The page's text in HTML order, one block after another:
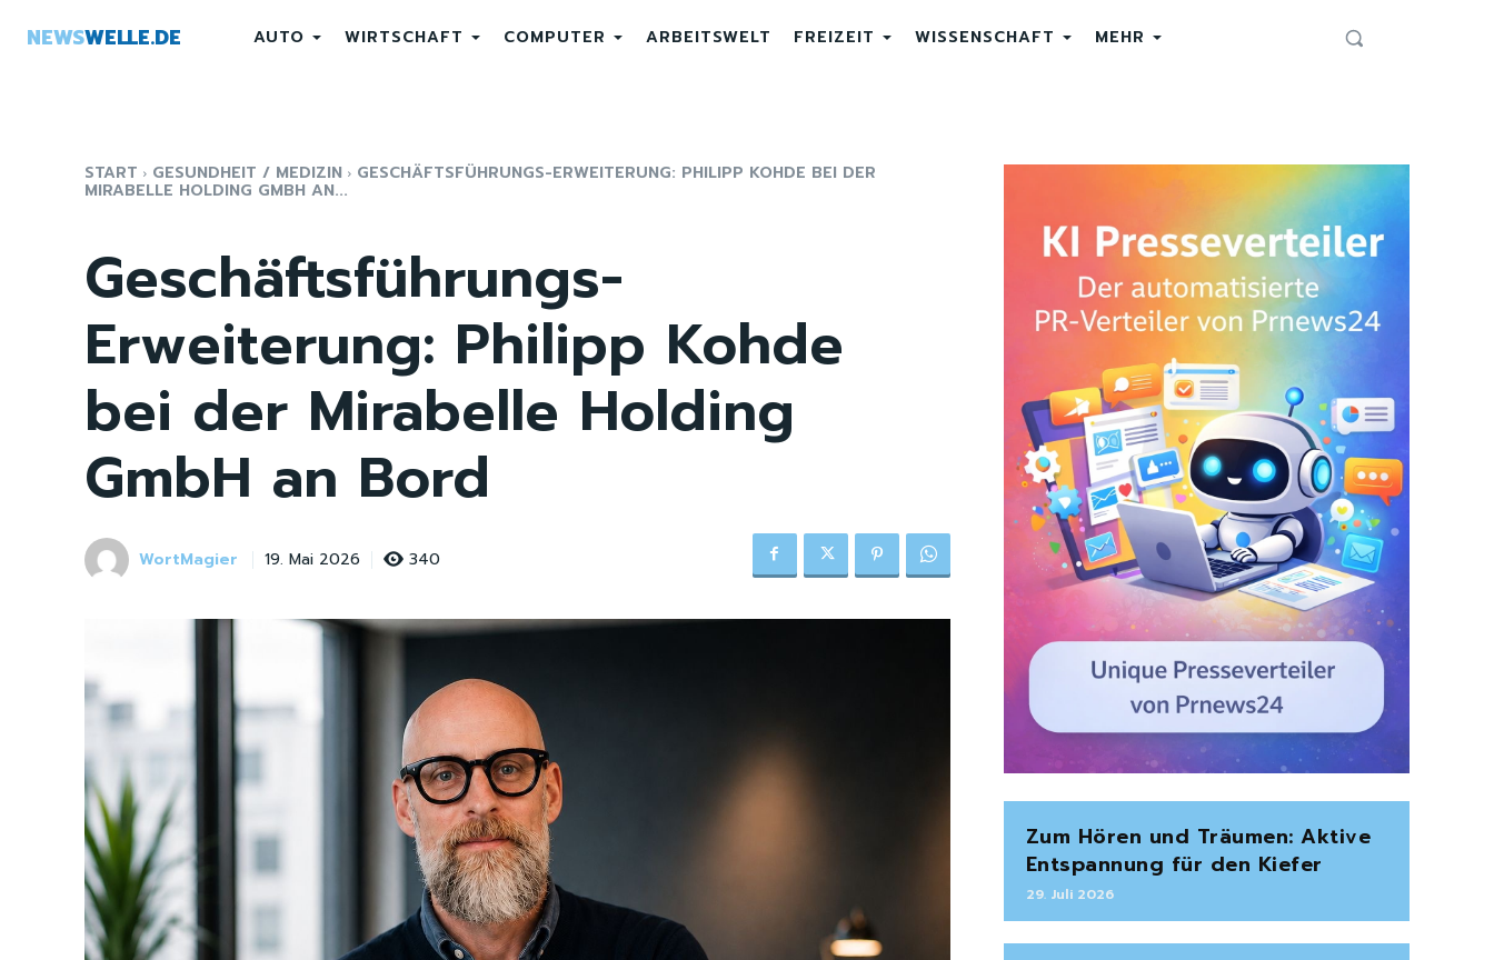
NEWSWELLE.DE AUTO WIRTSCHAFT COMPUTER ARBEITSWELT FREIZEIT WISSENSCHAFT MEHR
START GESUNDHEIT / MEDIZIN GESCHÄFTSFÜHRUNGS-ERWEITERUNG: PHILIPP KOHDE BEI DER
MIRABELLE HOLDING GMBH AN...
Geschäftsführungs-
Erweiterung: Philipp Kohde
bei der Mirabelle Holding
GmbH an Bord
WortMagier 19. Mai 2026 340
Zum Hören und Träumen: Aktive
Entspannung für den Kiefer
29. Juli 2026